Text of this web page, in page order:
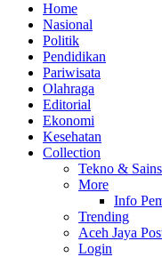
Home
Nasional
Politik
Pendidikan
Pariwisata
Olahraga
Editorial
Ekonomi
Kesehatan
Collection
Tekno & Sains
More
Info
Trending
Aceh Jaya
Login